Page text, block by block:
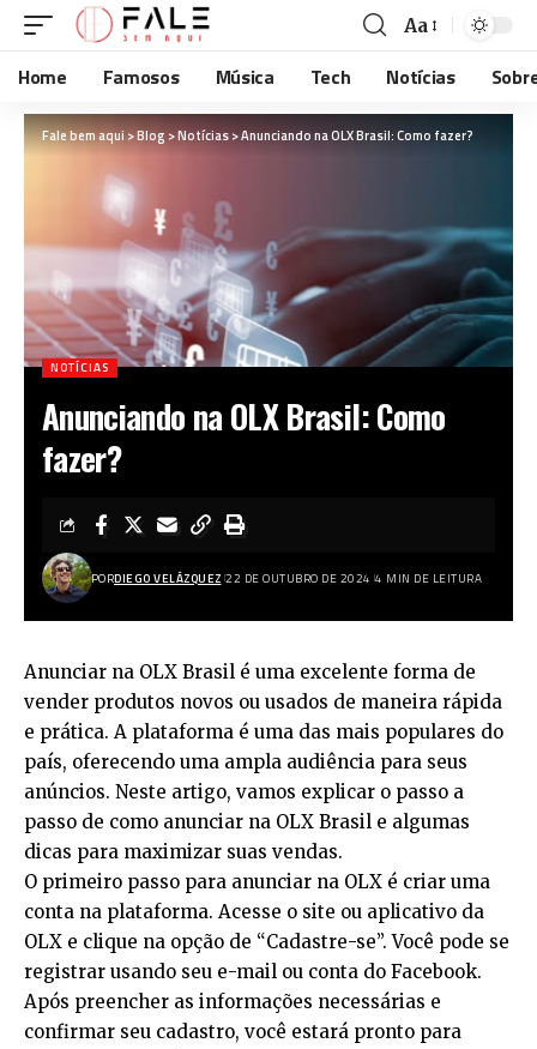
Aa
Home Famosos Música Tech Notícias
Fale bem aqui>Blog>Notícias>Anunciando na OLX Brasil: Como fazer?
NOTÍCIAS
Anunciando na OLX Brasil: Como
fazer?
PORDIEGO VELÁZQUEZ 22 DE OUTUBRO DE 2024 4 MIN DE LEITURA
Anunciar na OLX Brasil é uma excelente forma de
vender produtos novos ou usados de maneira rápida
e prática. A plataforma é uma das mais populares do
país, oferecendo uma ampla audiência para seus
anúncios. Neste artigo, vamos explicar o passo a
passo de como anunciar na OLX Brasil e algumas
dicas para maximizar suas vendas.
O primeiro passo para anunciar na OLX é criar uma
conta na plataforma. Acesse o site ou aplicativo da
OLX e clique na opção de “Cadastre-se”. Você pode se
registrar usando seu e-mail ou conta do Facebook.
Após preencher as informações necessárias e
confirmar seu cadastro, você estará pronto para